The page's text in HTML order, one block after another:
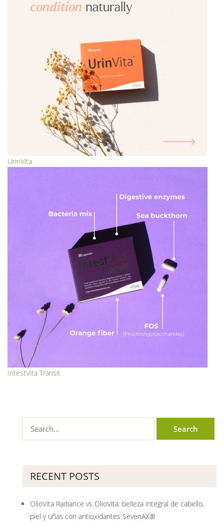
UrinVita
IntestVita Transit
RECENT POSTS
OlioVita Radiance vs OlioVita: belleza integral de cabello,
piel y uñas con antioxidantes SevenAX®